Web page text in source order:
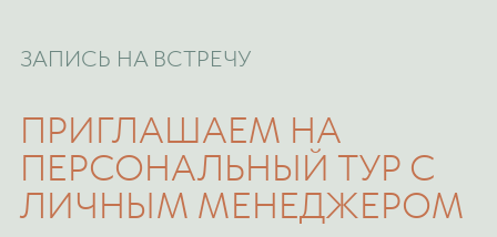
ЗАПИСЬ НА ВСТРЕЧУ
ПРИГЛАШАЕМ НА
ПЕРСОНАЛЬНЫЙ ТУР С
ЛИЧНЫМ МЕНЕДЖЕРОМ